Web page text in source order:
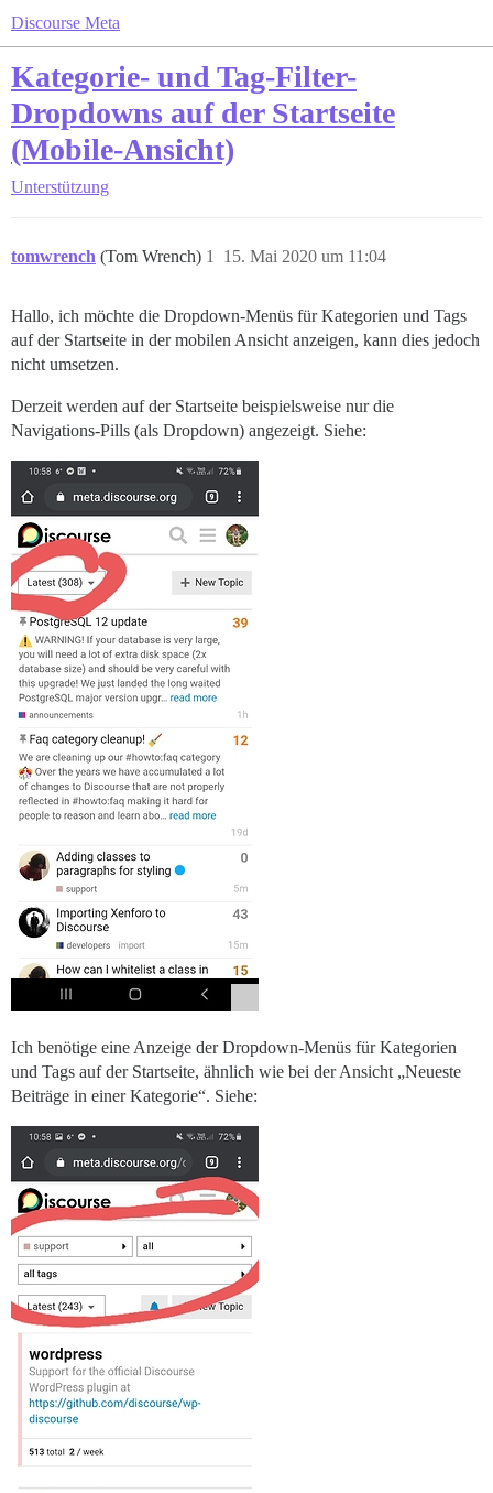
Discourse Meta
Kategorie- und Tag-Filter-
Dropdowns auf der Startseite
(Mobile-Ansicht)
Unterstützung
tomwrench (Tom Wrench) 15. Mai 2020 um 11:04
1
Hallo, ich möchte die Dropdown-Menüs für Kategorien und Tags
auf der Startseite in der mobilen Ansicht anzeigen, kann dies jedoch
nicht umsetzen.
Derzeit werden auf der Startseite beispielsweise nur die
Navigations-Pills (als Dropdown) angezeigt. Siehe:
Ich benötige eine Anzeige der Dropdown-Menüs für Kategorien
und Tags auf der Startseite, ähnlich wie bei der Ansicht „Neueste
Beiträge in einer Kategorie“. Siehe: